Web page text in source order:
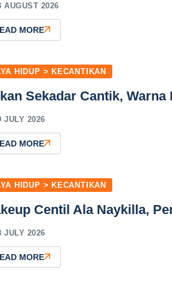
AUGUST 2026
MORE
HIDUP > KECANTIKAN
Sekadar Cantik,
JULY 2026
MORE
HIDUP > KECANTIKAN
Centil Ala Naykilla,
JULY 2026
MORE